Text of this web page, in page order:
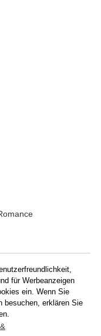
für Werbeanzeigen
ein. Wenn Sie
besuchen, erklären Sie